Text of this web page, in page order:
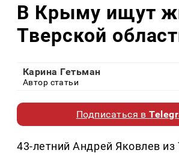
В Крыму ищут
Тверской
Карина Гетьман
Автор статьи
Подписаться в
43-летний Андрей Яковлев из